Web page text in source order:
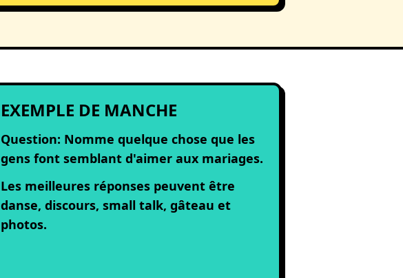
EXEMPLE DE MANCHE
Question: Nomme quelque chose que les
gens font semblant d'aimer aux mariages.
Les meilleures réponses peuvent être
danse, discours, small talk, gâteau et
photos.